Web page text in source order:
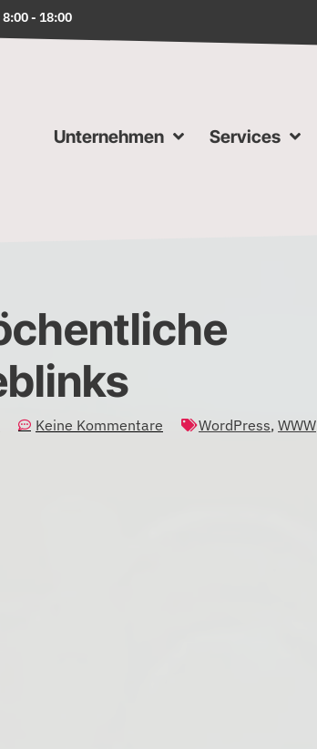
8:00 - 18:00
Unternehmen Services
Keine Kommentare WordPress, WWW